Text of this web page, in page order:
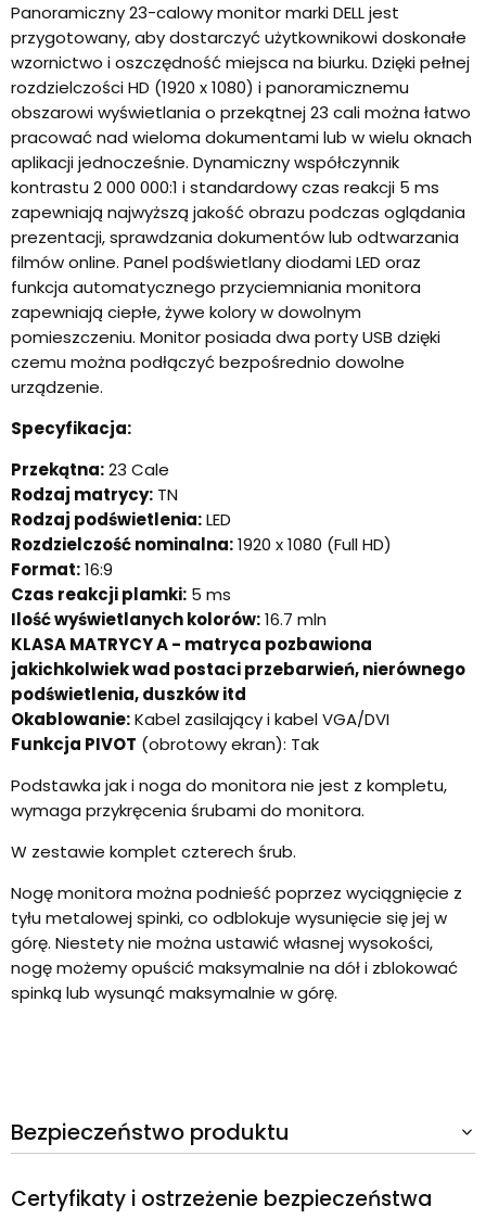
Panoramiczny 23-calowy monitor marki DELLjest
przygotowany, aby dostarczyć użytkownikowi doskonałe
wzornictwo i oszczędność miejsca na biurku. Dzięki pełnej
rozdzielczości HD (1920 x 1080) i panoramicznemu
obszarowi wyświetlania o przekątnej 23 cali można łatwo
pracować nad wieloma dokumentami lub w wielu oknach
aplikacji jednocześnie. Dynamiczny współczynnik
kontrastu 2 000 000:1 i standardowy czas reakcji 5 ms
zapewniają najwyższą jakość obrazu podczas oglądania
prezentacji, sprawdzania dokumentów lub odtwarzania
filmów online. Panel podświetlany diodami LED oraz
funkcja automatycznego przyciemniania monitora
zapewniają ciepłe, żywe kolory w dowolnym
pomieszczeniu. Monitor posiada dwa porty USB dzięki
czemu można podłączyć bezpośrednio dowolne
urządzenie.
Specyfikacja:
Przekątna:23 Cale
Rodzaj matrycy: TN
Rodzaj podświetlenia:LED
Rozdzielczość nominalna:1920 x 1080 (Full HD)
Format:16:9
Czas reakcji plamki: 5 ms
Ilość wyświetlanych kolorów:16.7 mln
KLASA MATRYCY A - matryca pozbawiona
jakichkolwiek wad postaci przebarwień, nierównego
podświetlenia, duszków itd
Okablowanie:Kabel zasilający i kabel VGA/DVI
Funkcja PIVOT (obrotowy ekran): Tak
Podstawka jak i noga do monitora nie jest z kompletu,
wymaga przykręcenia śrubami do monitora.
W zestawie komplet czterech śrub.
Nogę monitora można podnieść poprzez wyciągnięcie z
tyłu metalowej spinki, co odblokuje wysunięcie się jej w
górę. Niestety nie można ustawić własnej wysokości,
nogę możemy opuścić maksymalnie na dół i zblokować
spinką lub wysunąć maksymalnie w górę.
Bezpieczeństwo produktu
Certyfikaty i ostrzeżenie bezpieczeństwa